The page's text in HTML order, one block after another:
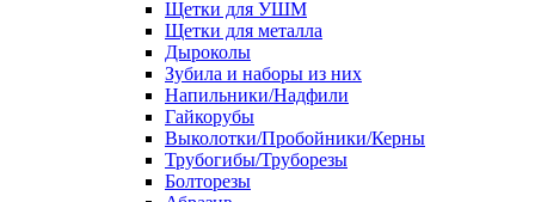
Щетки для УШМ
Щетки для металла
Дыроколы
Зубила и наборы из них
Напильники/Надфили
Гайкорубы
Выколотки/Пробойники/Керны
Трубогибы/Труборезы
Болторезы